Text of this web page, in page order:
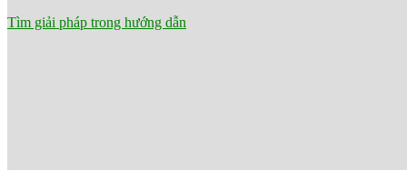
Tìm giải pháp trong hướng dẫn